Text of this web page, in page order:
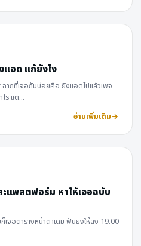
แอด แก้ยังไง
กที่เจอกันบ่อยคือ ยิงแอดไปแล้วเพจ
ไร แต…
อ่านเพิ่มเติม
แพลตฟอร์ม หาให้เจอฉบับ
เจอตารางหน้าตาเดิม ฟันธงให้ลง 19.00